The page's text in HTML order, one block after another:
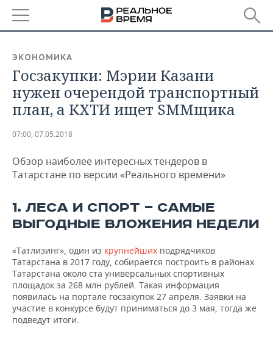
БАШКОРТОСТАН
ТАТАРСТАН
НОВОСТИ
АНАЛИТИКА
ДЕКЛАРАЦИИ О ДОХОДАХ
КОРОЛИ ГОСЗАКАЗА ПФО
ВУЗЫ ТАТАРСТАНА
ТОРГОВЫЕ ЦЕНТРЫ
ТАТАРСТАНА
НОВОСТИ ЭКОНОМИКИ
ФИНАНСЫ
БАНКИ
ИНВЕСТИЦИИ
ПРОМЫШЛЕННОСТЬ
НОВОСТИ
АГРОПРОМ
МАШИНОСТРОЕНИЕ
НЕФТЕХИМИЯ
НЕФТЬ
НЕДВИЖИМОСТЬ
НОВОСТИ НЕДВИЖИМОСТИ
АВТО
НОВОСТИ БИЗНЕСА
РОЗНИЧНАЯ ТОРГОВЛЯ
ТРАНСПОРТ
ТЕХНОЛОГИИ
НОВОСТИ ТЕХНОЛОГИЙ
IT
МЕРОПРИЯТИЯ
НОВОСТИ МЕРОПРИЯТИЙ
СПОРТ
ЭКОНОМИКА
Госзакупки: Мэрии Казани
нужен очерендой транспортный
план, а КХТИ ищет SMMщика
07:00, 07.05.2018
Обзор наиболее интересных тендеров в
Татарстане по версии «Реального времени»
1. ЛЕСА И СПОРТ — САМЫЕ
ВЫГОДНЫЕ ВЛОЖЕНИЯ НЕДЕЛИ
«Татлизинг», один из крупнейших подрядчиков
Татарстана в 2017 году, собирается построить в районах
Татарстана около ста универсальных спортивных
площадок за 268 млн рублей. Такая информация
появилась на портале госзакупок 27 апреля. Заявки на
участие в конкурсе будут приниматься до 3 мая, тогда же
подведут итоги.